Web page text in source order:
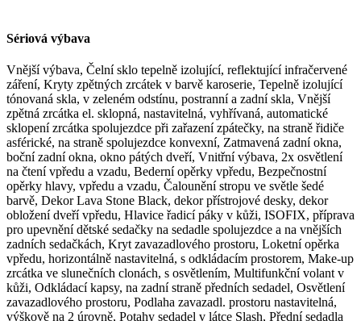
Sériová výbava
Vnější výbava, Čelní sklo tepelně izolující, reflektující infračervené
záření, Kryty zpětných zrcátek v barvě karoserie, Tepelně izolující
tónovaná skla, v zeleném odstínu, postranní a zadní skla, Vnější
zpětná zrcátka el. sklopná, nastavitelná, vyhřívaná, automatické
sklopení zrcátka spolujezdce při zařazení zpátečky, na straně řidiče
asférické, na straně spolujezdce konvexní, Zatmavená zadní okna,
boční zadní okna, okno pátých dveří, Vnitřní výbava, 2x osvětlení
na čtení vpředu a vzadu, Bederní opěrky vpředu, Bezpečnostní
opěrky hlavy, vpředu a vzadu, Čalounění stropu ve světle šedé
barvě, Dekor Lava Stone Black, dekor přístrojové desky, dekor
obložení dveří vpředu, Hlavice řadicí páky v kůži, ISOFIX, příprava
pro upevnění dětské sedačky na sedadle spolujezdce a na vnějších
zadních sedačkách, Kryt zavazadlového prostoru, Loketní opěrka
vpředu, horizontálně nastavitelná, s odkládacím prostorem, Make-up
zrcátka ve slunečních clonách, s osvětlením, Multifunkční volant v
kůži, Odkládací kapsy, na zadní straně předních sedadel, Osvětlení
zavazadlového prostoru, Podlaha zavazadl. prostoru nastavitelná,
výškově na 2 úrovně, Potahy sedadel v látce Slash, Přední sedadla